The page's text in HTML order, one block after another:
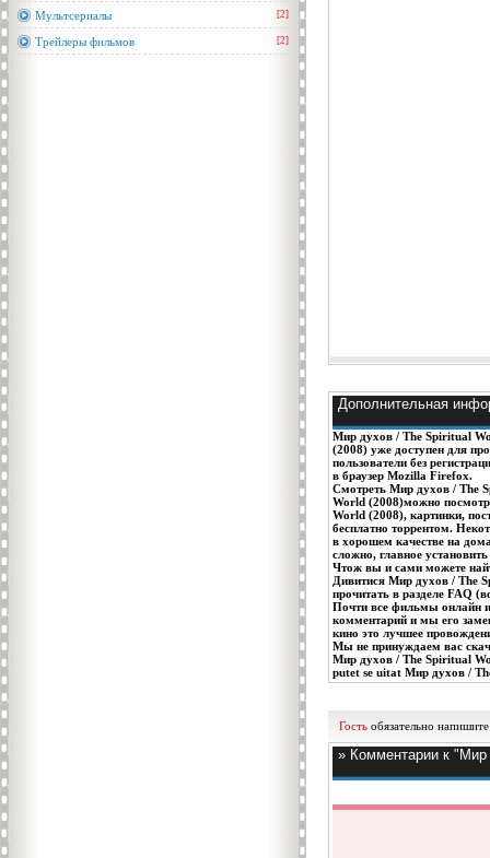
Мультсериалы [2]
Трейлеры фильмов [2]
Дополнительная
Мир духов / The Spiritual
(2008) уже доступен для
пользователи без
в браузер Mozilla Firefox.
Смотреть Мир духов / The
World (2008)можно
World (2008), картинки,
бесплатно торрентом.
в хорошем качестве на
сложно, главное
Чтож вы и сами можете
Дивитися Мир духов / The
прочитать в разделе FAQ
Почти все фильмы онлайн
комментарий и мы его
кино это лучшее
Мы не принуждаем вас
Мир духов / The Spiritual
putet se uitat Мир духов /
Гость обязательно
» Комментарии к "Мир